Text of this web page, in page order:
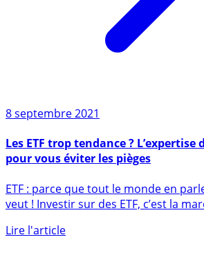
8 septembre 2021
pour vous éviter les pièges
veut ! Investir sur des ETF, c’est la